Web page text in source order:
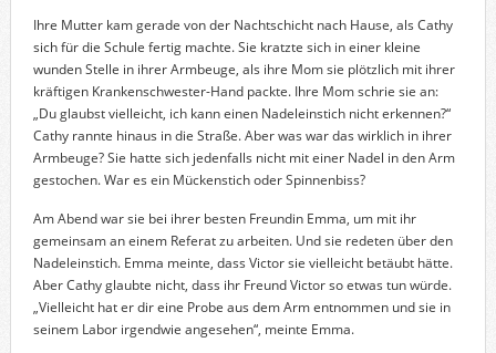
Ihre Mutter kam gerade von der Nachtschicht nach Hause, als Cathy
sich für die Schule fertig machte. Sie kratzte sich in einer kleine
wunden Stelle in ihrer Armbeuge, als ihre Mom sie plötzlich mit ihrer
kräftigen Krankenschwester-Hand packte. Ihre Mom schrie sie an:
„Du glaubst vielleicht, ich kann einen Nadeleinstich nicht erkennen?“
Cathy rannte hinaus in die Straße. Aber was war das wirklich in ihrer
Armbeuge? Sie hatte sich jedenfalls nicht mit einer Nadel in den Arm
gestochen. War es ein Mückenstich oder Spinnenbiss?
Am Abend war sie bei ihrer besten Freundin Emma, um mit ihr
gemeinsam an einem Referat zu arbeiten. Und sie redeten über den
Nadeleinstich. Emma meinte, dass Victor sie vielleicht betäubt hätte.
Aber Cathy glaubte nicht, dass ihr Freund Victor so etwas tun würde.
„Vielleicht hat er dir eine Probe aus dem Arm entnommen und sie in
seinem Labor irgendwie angesehen“, meinte Emma.